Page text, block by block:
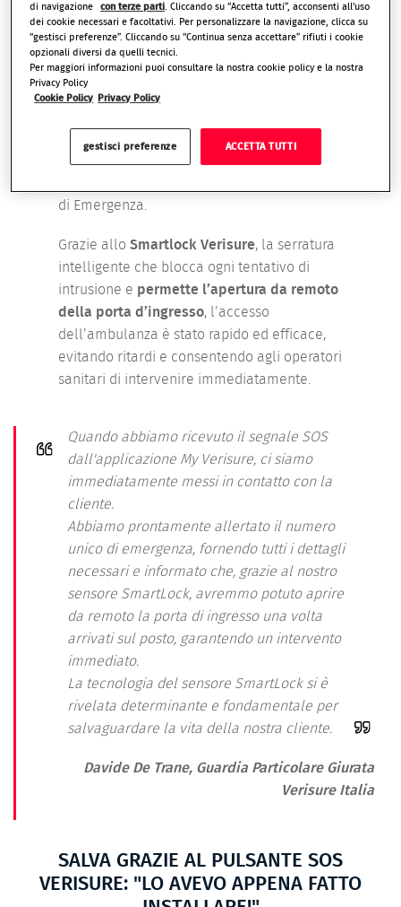
di non riuscire più ad alzarsi e ha attivato il
segnale di emergenza tramite l’
App My
Verisure Italia.
In meno di un minuto, la
Trane
ha immediatamente contattato la
di Emergenza.
Grazie allo Smartlock Verisure, la serratura
intelligente che blocca ogni tentativo di
intrusione e permette l’apertura da remoto
della porta d’ingresso, l’accesso
dell’ambulanza è stato rapido ed efficace,
evitando ritardi e consentendo agli operatori
sanitari di intervenire immediatamente.
Quando abbiamo ricevuto il segnale SOS
dall'applicazione My Verisure, ci siamo
immediatamente messi in contatto con la
cliente.
Abbiamo prontamente allertato il numero
unico di emergenza, fornendo tutti i dettagli
necessari e informato che, grazie al nostro
sensore SmartLock, avremmo potuto aprire
da remoto la porta di ingresso una volta
arrivati sul posto, garantendo un intervento
immediato.
La tecnologia del sensore SmartLock si è
rivelata determinante e fondamentale per
salvaguardare la vita della nostra cliente.
Davide De Trane, Guardia Particolare Giurata
Verisure Italia
SALVA GRAZIE AL PULSANTE SOS
VERISURE: "LO AVEVO APPENA FATTO
di navigazione
con terze parti . Cliccando su “Accetta tutti”, acconsenti all'uso
dei cookie necessari e facoltativi. Per personalizzare la navigazione, clicca su
“gestisci preferenze”. Cliccando su “Continua senza accettare” rifiuti i cookie
opzionali diversi da quelli tecnici.
Per maggiori informazioni puoi consultare la nostra cookie policy e la nostra
Privacy Policy
Cookie Policy
Privacy Policy
gestisci preferenze ACCETTA TUTTI